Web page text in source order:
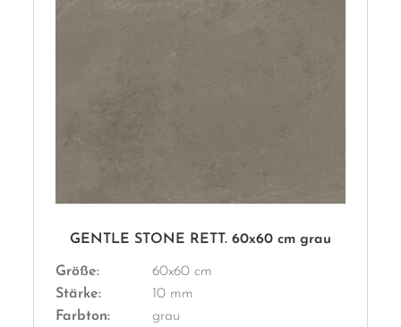
GENTLE STONE RETT. 60x60 cm grau
Größe:
60x60 cm
Stärke:
10 mm
Farbton:
grau